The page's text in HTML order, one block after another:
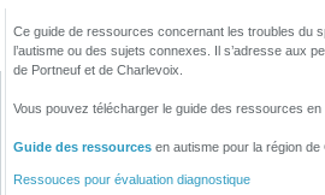
Ce guide de ressources concernant les troubles du
l’autisme ou des sujets connexes. Il s’adresse aux
de Portneuf et de Charlevoix.
Vous pouvez télécharger le guide des ressources
Guide des ressources en autisme pour la région
Ressouces pour évaluation diagnostique